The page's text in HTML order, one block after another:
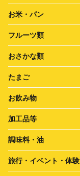
お米・パン
フルーツ類
おさかな類
たまご
お飲み物
加工品等
調味料・油
旅行・イベント・体験